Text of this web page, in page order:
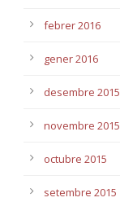
febrer 2016
gener 2016
desembre 2015
novembre 2015
octubre 2015
setembre 2015